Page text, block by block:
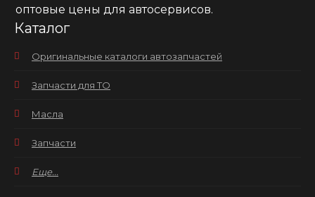
оптовые цены для автосервисов.
Каталог
Оригинальные каталоги автозапчастей
Запчасти для ТО
Масла
Запчасти
Еще...